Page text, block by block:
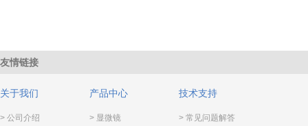
友情链接
关于我们
> 公司介绍
产品中心
> 显微镜
技术支持
> 常见问题解答